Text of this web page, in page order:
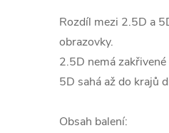
Rozdíl mezi 2.5D a
obrazovky.
2.5D nemá
5D sahá až do krajů
Obsah balení: